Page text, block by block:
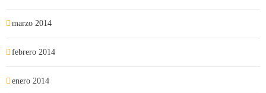
marzo 2014
febrero 2014
enero 2014